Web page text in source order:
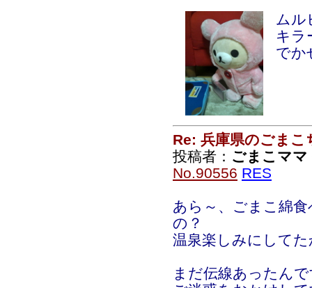
ムル
キ
でか
Re: 兵庫県のごまこ
投稿者： ごまこママ
No.90556 RES
あら～、ごまこ綿
の？
温泉楽しみにして
まだ伝線あったん